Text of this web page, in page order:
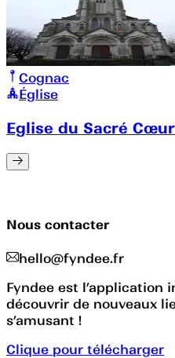
Cognac
Église
Eglise du Sacré Cœur
Nous contacter
hello@fyndee.fr
Fyndee est l’application
découvrir de nouveaux
s’amusant !
Clique pour télécharger